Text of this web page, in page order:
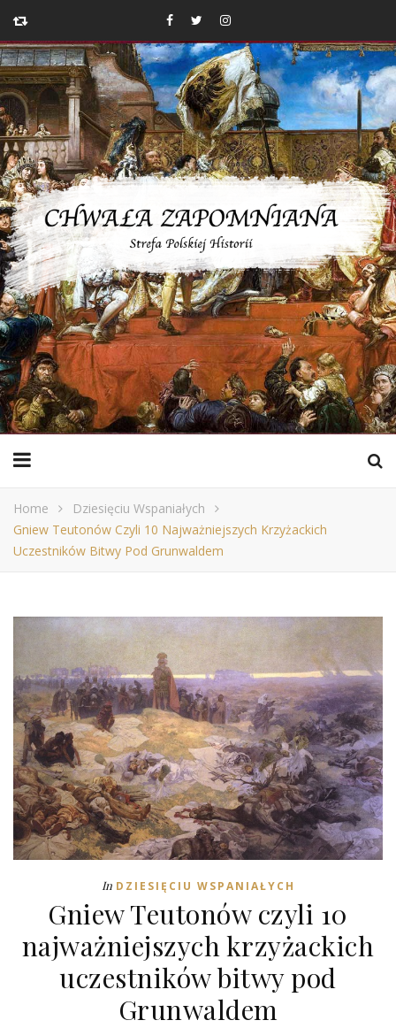
Home
Dziesięciu Wspaniałych
Gniew Teutonów Czyli 10 Najważniejszych Krzyżackich
Uczestników Bitwy Pod Grunwaldem
In DZIESIĘCIU WSPANIAŁYCH
Gniew Teutonów czyli 10
najważniejszych krzyżackich
uczestników bitwy pod
Grunwaldem